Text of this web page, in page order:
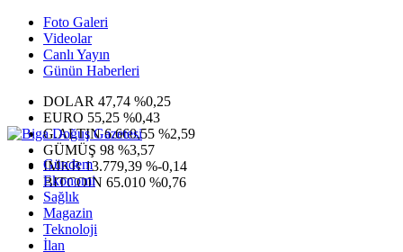
Foto Galeri
Videolar
Canlı Yayın
Günün Haberleri
DOLAR 47,74 %0,25
EURO 55,25 %0,43
G.ALTIN6.660,55 %2,59
GÜMÜŞ 98 %3,57
IMKB13.779,39 %-0,14
BITCOIN 65.010 %0,76
Gündem
Ekonomi
Sağlık
Magazin
Teknoloji
İlan